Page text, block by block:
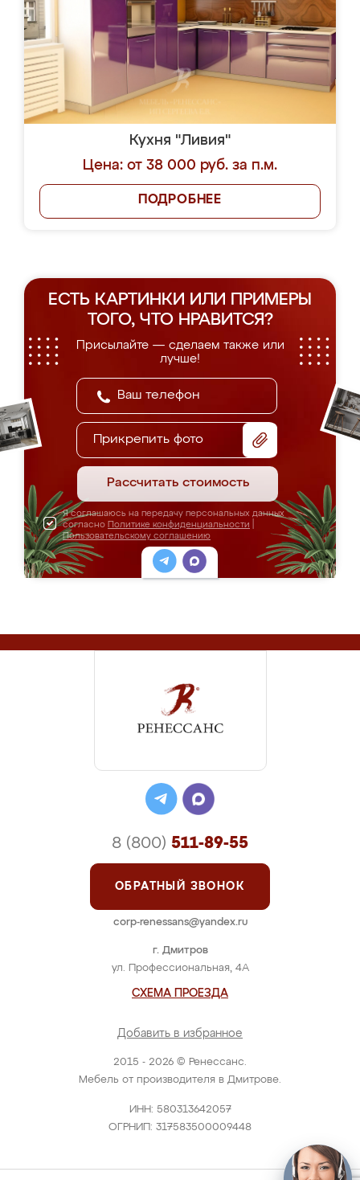
Кухня "Ливия"
Цена: от 38 000 руб. за п.м.
ПОДРОБНЕЕ
ЕСТЬ КАРТИНКИ ИЛИ ПРИМЕРЫ
ТОГО, ЧТО НРАВИТСЯ?
Присылайте — сделаем также или
лучше!
Прикрепить фото
Рассчитать стоимость
Я соглашаюсь на передачу персональных данных
согласно Политике конфиденциальности
Пользовательскому соглашению
2015 - 2026 © Ренессанс.
Мебель от производителя в Дмитрове.
ИНН: 580313642057
ОГРНИП: 317583500009448
г. Дмитров
ул. Профессиональная, 4А
СХЕМА ПРОЕЗДА
Добавить в избранное
8 (800) 511-89-55
ОБРАТНЫЙ ЗВОНОК
corp-renessans@yandex.ru